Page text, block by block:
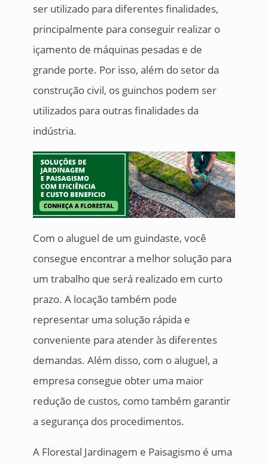
ser utilizado para diferentes finalidades,
principalmente para conseguir realizar o
içamento de máquinas pesadas e de
grande porte. Por isso, além do setor da
construção civil, os guinchos podem ser
utilizados para outras finalidades da
indústria.
Com o aluguel de um guindaste, você
consegue encontrar a melhor solução para
um trabalho que será realizado em curto
prazo. A locação também pode
representar uma solução rápida e
conveniente para atender às diferentes
demandas. Além disso, com o aluguel, a
empresa consegue obter uma maior
redução de custos, como também garantir
a segurança dos procedimentos.
A Florestal Jardinagem e Paisagismo é uma